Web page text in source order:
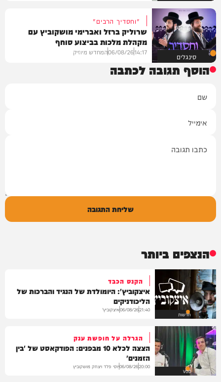
סינגלים
"וחסדיך הרבים"
שרוליק ברזל ואברימי מושקוביץ עם
מקהלת מלכות בביצוע סוחף
14:17
06/08/26המחדש מיוזיק
הוסף תגובה לכתבה
שליחת התגובה
הנצפים ביותר
חדשות
הקנס הכבד
איצקוביץ': היומולדת של הנגיד והברכות של
הליכודניקים
21:40
06/08/26איצקוביץ'
VOD
הגרלה על חופשת ענק
הצצה לכלא 10 מבפנים: הפודקאסט של 'בין
הזמנים'
20:00
06/08/26יוסי פלד ויצחק מושקוביץ